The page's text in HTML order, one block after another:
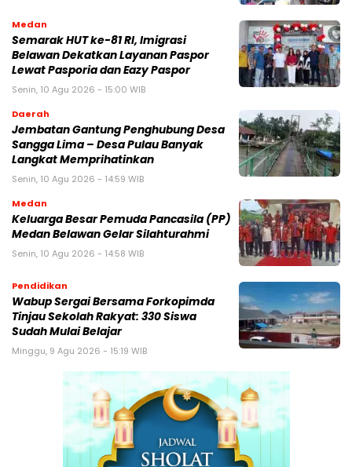
Medan
Semarak HUT ke-81 RI, Imigrasi
Belawan Dekatkan Layanan Paspor
Lewat Pasporia dan Eazy Paspor
Senin, 10 Agu 2026 - 15:00 WIB
Daerah
Jembatan Gantung Penghubung Desa
Sangga Lima – Desa Pulau Banyak
Langkat Memprihatinkan
Senin, 10 Agu 2026 - 14:59 WIB
Medan
Keluarga Besar Pemuda Pancasila (PP)
Medan Belawan Gelar Silahturahmi
Senin, 10 Agu 2026 - 14:58 WIB
Pendidikan
Wabup Sergai Bersama Forkopimda
Tinjau Sekolah Rakyat: 330 Siswa
Sudah Mulai Belajar
Minggu, 9 Agu 2026 - 15:19 WIB